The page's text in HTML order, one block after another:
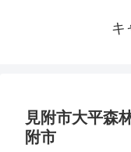
キ
見附市大平森
附市